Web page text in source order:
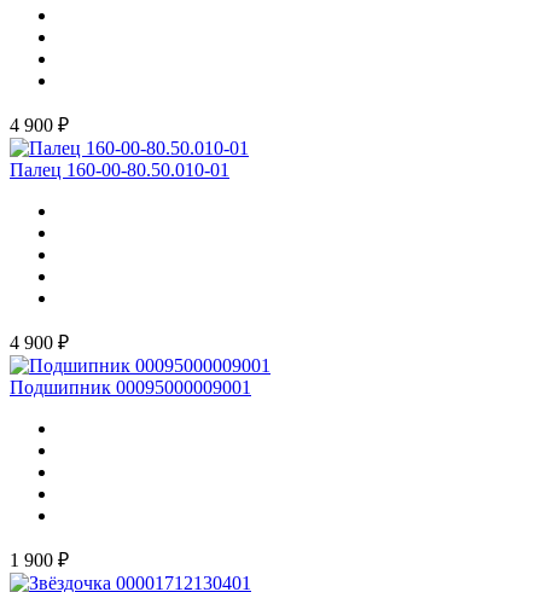
4 900 ₽
Палец 160-00-80.50.010-01
4 900 ₽
Подшипник 00095000009001
1 900 ₽